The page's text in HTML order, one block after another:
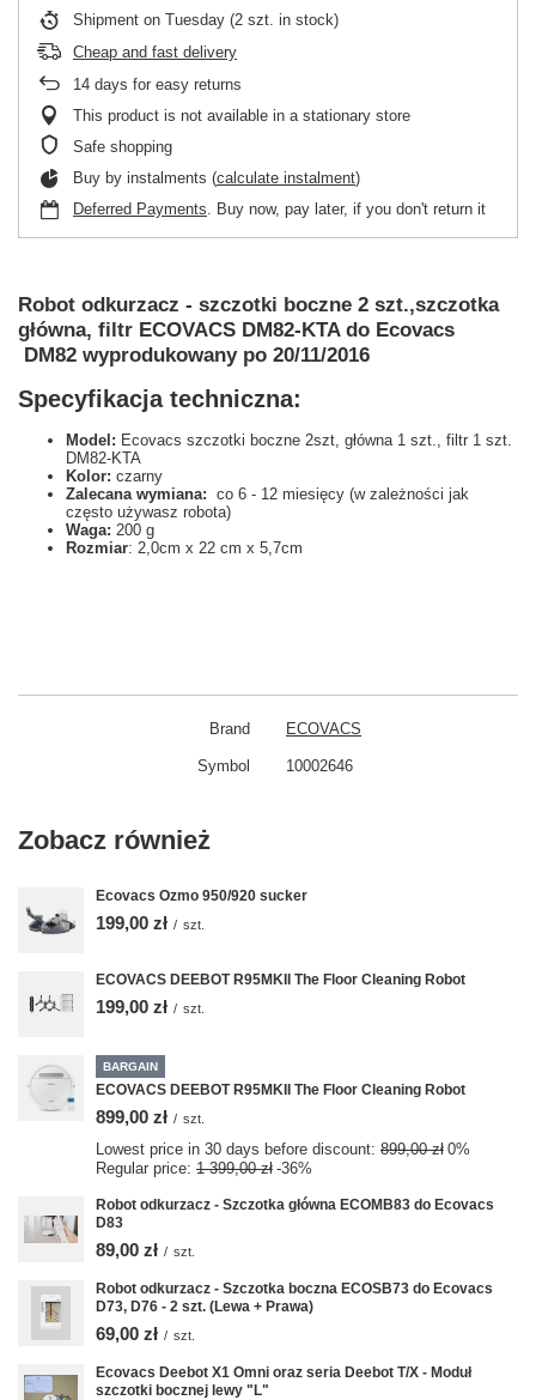
Shipment on Tuesday (2 szt. in stock)
Cheap and fast delivery
14 days for easy returns
This product is not available in a stationary store
Safe shopping
Buy by instalments (calculate instalment)
Deferred Payments. Buy now, pay later, if you don't return it
Robot odkurzacz - szczotki boczne 2 szt.,szczotka
główna, filtr ECOVACS DM82-KTA do Ecovacs
DM82 wyprodukowany po 20/11/2016
Specyfikacja techniczna:
Model: Ecovacs szczotki boczne 2szt, główna 1 szt., filtr 1 szt.
DM82-KTA
Kolor: czarny
Zalecana wymiana: co 6 - 12 miesięcy (w zależności jak
często używasz robota)
Waga: 200 g
Rozmiar: 2,0cm x 22 cm x 5,7cm
Brand ECOVACS
Symbol 10002646
Zobacz również
Ecovacs Ozmo 950/920 sucker
199,00 zł / szt.
ECOVACS DEEBOT R95MKII The Floor Cleaning Robot
199,00 zł / szt.
BARGAIN
ECOVACS DEEBOT R95MKII The Floor Cleaning Robot
899,00 zł / szt.
Lowest price in 30 days before discount: 899,00 zł 0%
Regular price: 1 399,00 zł -36%
Robot odkurzacz - Szczotka główna ECOMB83 do Ecovacs
D83
89,00 zł / szt.
Robot odkurzacz - Szczotka boczna ECOSB73 do Ecovacs
D73, D76 - 2 szt. (Lewa + Prawa)
69,00 zł / szt.
Ecovacs Deebot X1 Omni oraz seria Deebot T/X - Moduł
szczotki bocznej lewy "L"